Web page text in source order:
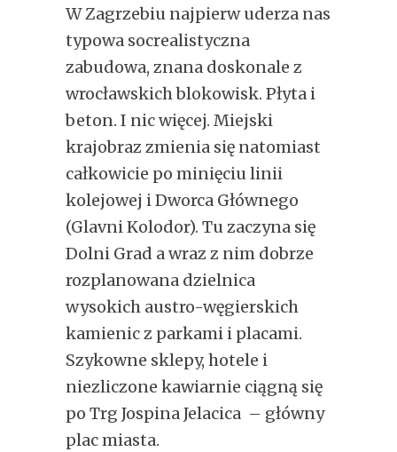
W Zagrzebiu najpierw uderza nas
typowa socrealistyczna
zabudowa, znana doskonale z
wrocławskich blokowisk. Płyta i
beton. I nic więcej. Miejski
krajobraz zmienia się natomiast
całkowicie po minięciu linii
kolejowej i Dworca Głównego
(Glavni Kolodor). Tu zaczyna się
Dolni Grad a wraz z nim dobrze
rozplanowana dzielnica
wysokich austro-węgierskich
kamienic z parkami i placami.
Szykowne sklepy, hotele i
niezliczone kawiarnie ciągną się
po Trg Jospina Jelacica – główny
plac miasta.